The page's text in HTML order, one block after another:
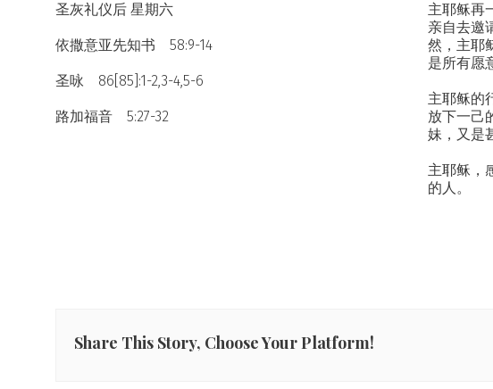
圣灰礼仪后 星期六
依撒意亚先知书 58:9-14
圣咏 86[85]:1-2,3-4,5-6
路加福音 5:27-32
主耶稣再
亲自去邀
然，主耶
是所有愿
主耶稣的
放下一己
妹，又是
主耶稣，
的人。
Share This Story, Choose Your Platform!